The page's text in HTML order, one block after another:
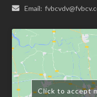
Email:
Click to accept